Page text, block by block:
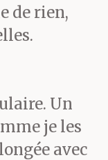
de rien,
Un
je les
avec